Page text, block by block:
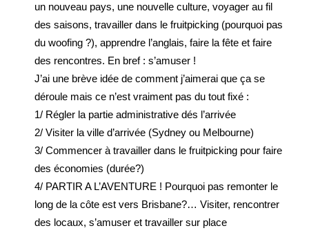
un nouveau pays, une nouvelle culture, voyager au fil
des saisons, travailler dans le fruitpicking (pourquoi pas
du woofing ?), apprendre l’anglais, faire la fête et faire
des rencontres. En bref : s’amuser !
J’ai une brève idée de comment j’aimerai que ça se
déroule mais ce n’est vraiment pas du tout fixé :
1/ Régler la partie administrative dés l’arrivée
2/ Visiter la ville d’arrivée (Sydney ou Melbourne)
3/ Commencer à travailler dans le fruitpicking pour faire
des économies (durée?)
4/ PARTIR A L’AVENTURE ! Pourquoi pas remonter le
long de la côte est vers Brisbane?… Visiter, rencontrer
des locaux, s’amuser et travailler sur place